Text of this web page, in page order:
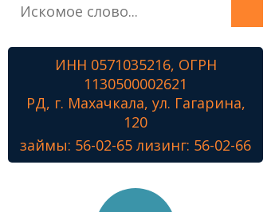
О фонде
Лизинг
Наши проекты
Знамя Победы
ИНН 0571035216, ОГРН
1130500002621
РД, г. Махачкала, ул. Гагарина,
120
займы: 56-02-65 лизинг: 56-02-66